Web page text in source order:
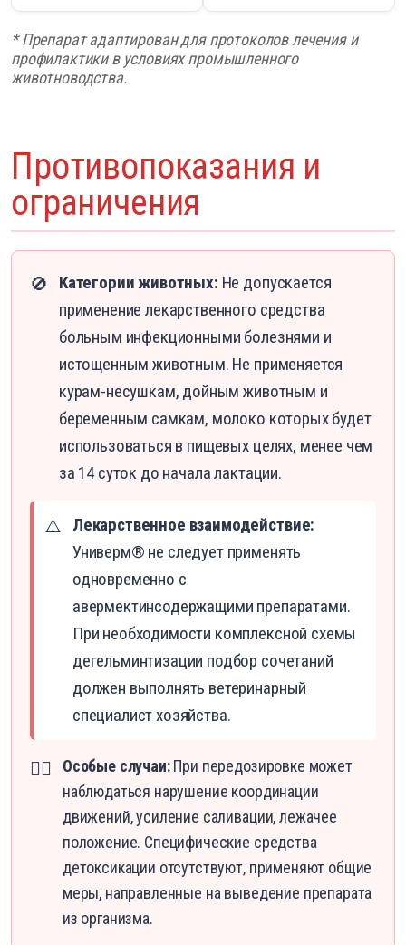
* Препарат адаптирован для протоколов лечения и
профилактики в условиях промышленного
животноводства.
Противопоказания и
ограничения
🚫 Категории животных: Не допускается
применение лекарственного средства
больным инфекционными болезнями и
истощенным животным. Не применяется
курам-несушкам, дойным животным и
беременным самкам, молоко которых будет
использоваться в пищевых целях, менее чем
за 14 суток до начала лактации.
⚠️
Лекарственное взаимодействие:
Универм® не следует применять
одновременно с
авермектинсодержащими препаратами.
При необходимости комплексной схемы
дегельминтизации подбор сочетаний
должен выполнять ветеринарный
специалист хозяйства.
👨‍⚕️ Особые случаи:При передозировке может
наблюдаться нарушение координации
движений, усиление саливации, лежачее
положение. Специфические средства
детоксикации отсутствуют, применяют общие
меры, направленные на выведение препарата
из организма.